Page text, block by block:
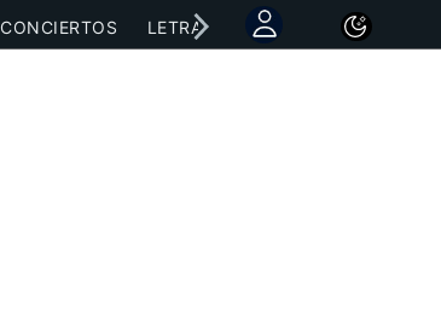
CONCIERTOS LETRAS NOTICIAS